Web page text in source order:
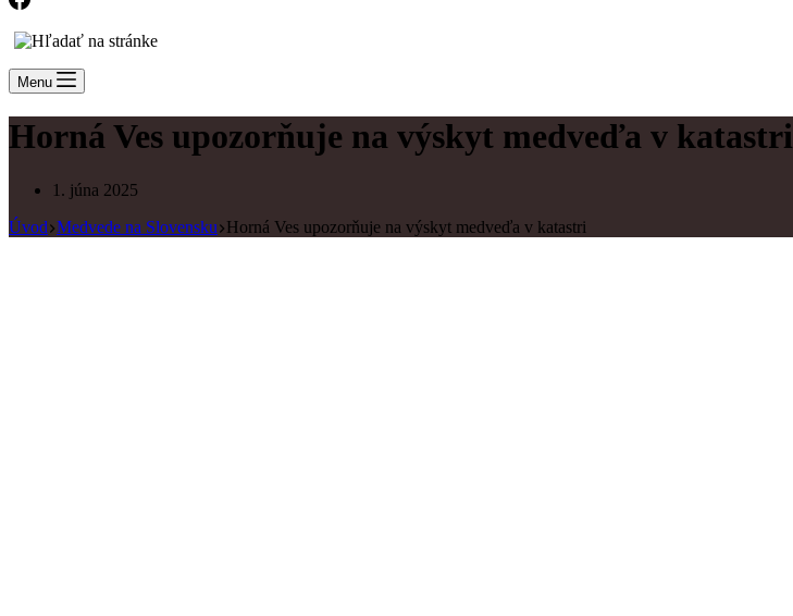
Menu
Horná Ves upozorňuje na výskyt medveďa v katastri
1. júna 2025
Úvod Medvede na Slovensku Horná Ves upozorňuje na výskyt medveďa v katastri